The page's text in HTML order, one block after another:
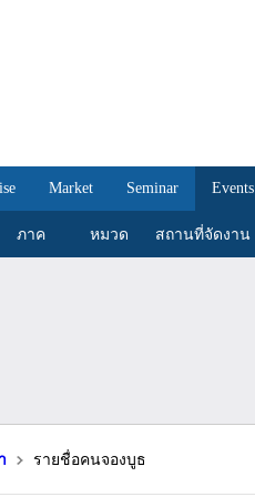
Market Seminar Events
ภาค หมวด สถานที่จัดงาน
รายชื่อคนจองบูธ